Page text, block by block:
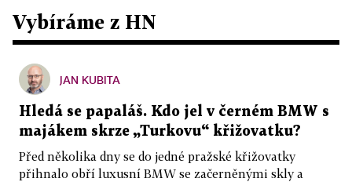
Vybíráme z HN
JAN KUBITA
Hledá se papaláš. Kdo jel v černém BMW s
majákem skrze „Turkovu“ křižovatku?
Před několika dny se do jedné pražské křižovatky
přihnalo obří luxusní BMW se začerněnými skly a